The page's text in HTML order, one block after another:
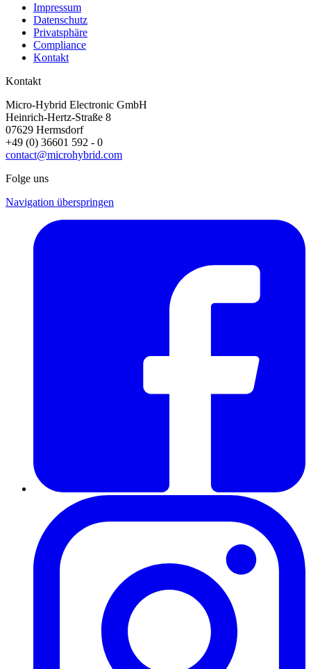
Impressum
Datenschutz
Privatsphäre
Compliance
Kontakt
Kontakt
Micro-Hybrid Electronic GmbH
Heinrich-Hertz-Straße 8
07629 Hermsdorf
+49 (0) 36601 592 - 0
contact@microhybrid.com
Folge uns
Navigation überspringen